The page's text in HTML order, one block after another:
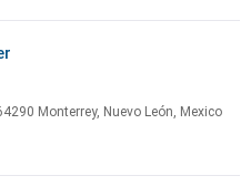
Monterrey, Nuevo León, Mexico